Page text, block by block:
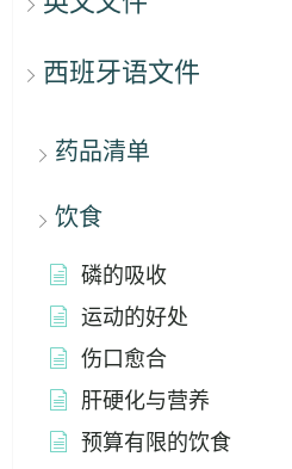
西班牙语文件
药品清单
饮食
磷的吸收
运动的好处
伤口愈合
肝硬化与营养
预算有限的饮食